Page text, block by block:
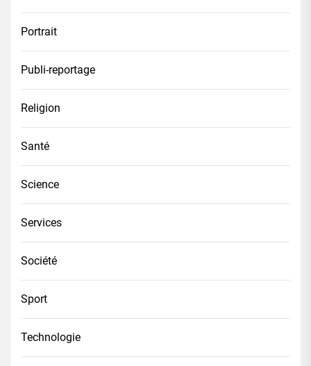
Portrait
Publi-reportage
Religion
Santé
Science
Services
Société
Sport
Technologie